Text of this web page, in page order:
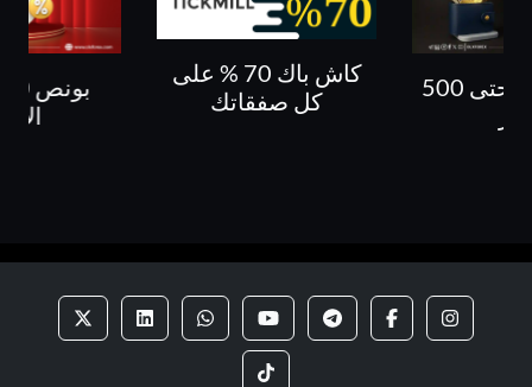
بونص 30% حتى 500
كاش باك 70 % على
كل صفقاتك